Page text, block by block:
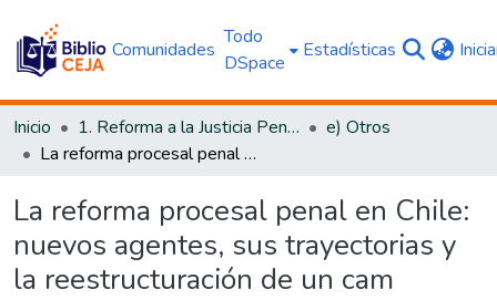
Comunidades
Todo
DSpace
Estadísticas
Inicio 1. Reforma a la Justicia Penal
e) Otros
La reforma procesal penal en Chile: nuevos agentes, sus trayectorias y la reestructuración de un cam
La reforma procesal penal en Chile:
nuevos agentes, sus trayectorias y
la reestructuración de un cam